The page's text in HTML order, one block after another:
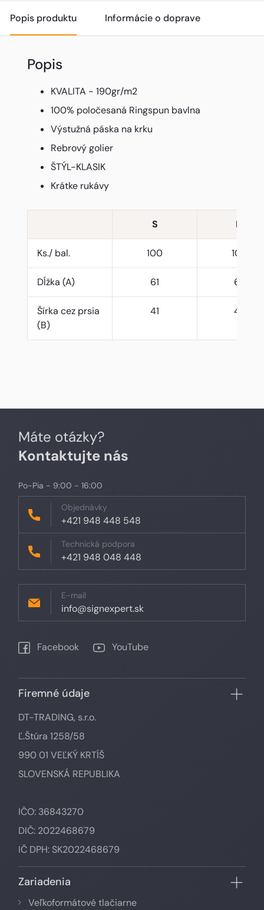
Popis produktu Informácie o doprave
Popis
KVALITA - 190gr/m2
100% poločesaná Ringspun bavlna
Výstužná páska na krku
Rebrový golier
ŠTÝL-KLASIK
Krátke rukávy
S M
Ks./ bal. 100 100
Dĺžka (A) 61 63
Šírka cez prsia
(B)
41 44
Máte otázky?
Kontaktujte nás
Po-Pia - 9:00 - 16:00
Objednávky
+421 948 448 548
Technická podpora
+421 948 048 448
E-mail
info@signexpert.sk
Facebook YouTube
Firemné údaje
DT-TRADING, s.r.o.
Ľ.Štúra 1258/58
990 01 VEĽKÝ KRTÍŠ
SLOVENSKÁ REPUBLIKA
IČO: 36843270
DIČ: 2022468679
IČ DPH: SK2022468679
Zariadenia
Veľkoformátové tlačiarne